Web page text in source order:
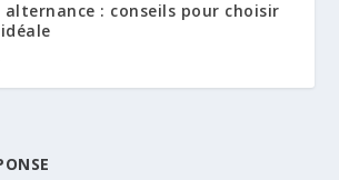
: conseils pour choisir